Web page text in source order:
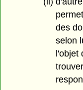
des
selon
l'objet